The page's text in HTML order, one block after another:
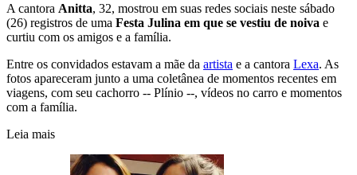
A cantora Anitta, 32, mostrou em suas redes sociais neste sábado
(26) registros de uma Festa Julina em que se vestiu de noiva e
curtiu com os amigos e a família.
Entre os convidados estavam a mãe da artista e a cantora Lexa. As
fotos apareceram junto a uma coletânea de momentos recentes em
viagens, com seu cachorro -- Plínio --, vídeos no carro e momentos
com a família.
Leia mais